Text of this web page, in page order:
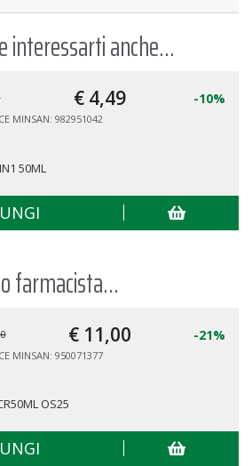
interessarti anche...
€ 4,49 -10%
MINSAN: 982951042
50ML
farmacista...
€ 11,00 -21%
MINSAN: 950071377
OS25